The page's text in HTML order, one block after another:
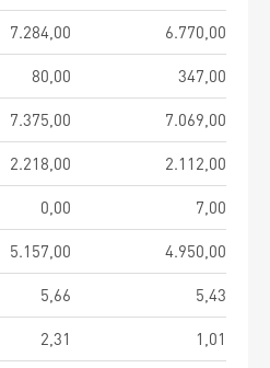
7.284,00
6.770,00
80,00
347,00
7.375,00
7.069,00
2.218,00
2.112,00
0,00
7,00
5.157,00
4.950,00
5,66
5,43
2,31
1,01